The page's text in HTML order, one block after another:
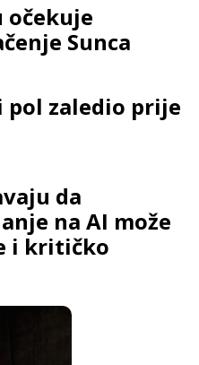
očekuje
Sunca
pol zaledio prije
da
na AI može
i kritičko